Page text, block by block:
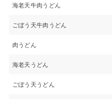
海老天牛肉うどん
ごぼう天牛肉うどん
肉うどん
海老天うどん
ごぼう天うどん